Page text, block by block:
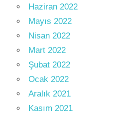
Haziran 2022
Mayıs 2022
Nisan 2022
Mart 2022
Şubat 2022
Ocak 2022
Aralık 2021
Kasım 2021